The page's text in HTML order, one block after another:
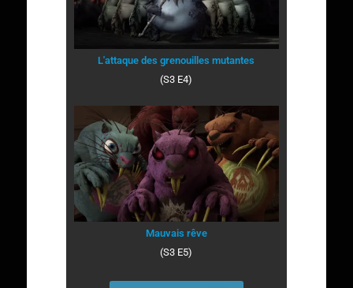
L'attaque des grenouilles mutantes
(S3 E4)
Mauvais rêve
(S3 E5)